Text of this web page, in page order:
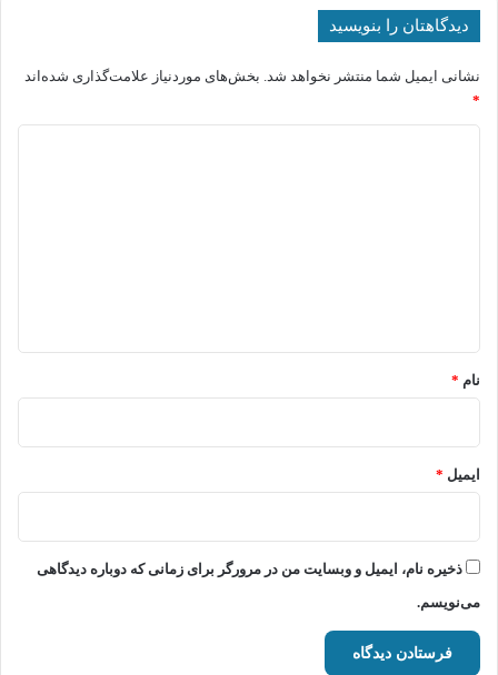
دیدگاهتان را بنویسید
نشانی ایمیل شما منتشر نخواهد شد. بخش‌های موردنیاز علامت‌گذاری شده‌اند
*
نام *
ایمیل *
ذخیره نام، ایمیل و وبسایت من در مرورگر برای زمانی که دوباره دیدگاهی
می‌نویسم.